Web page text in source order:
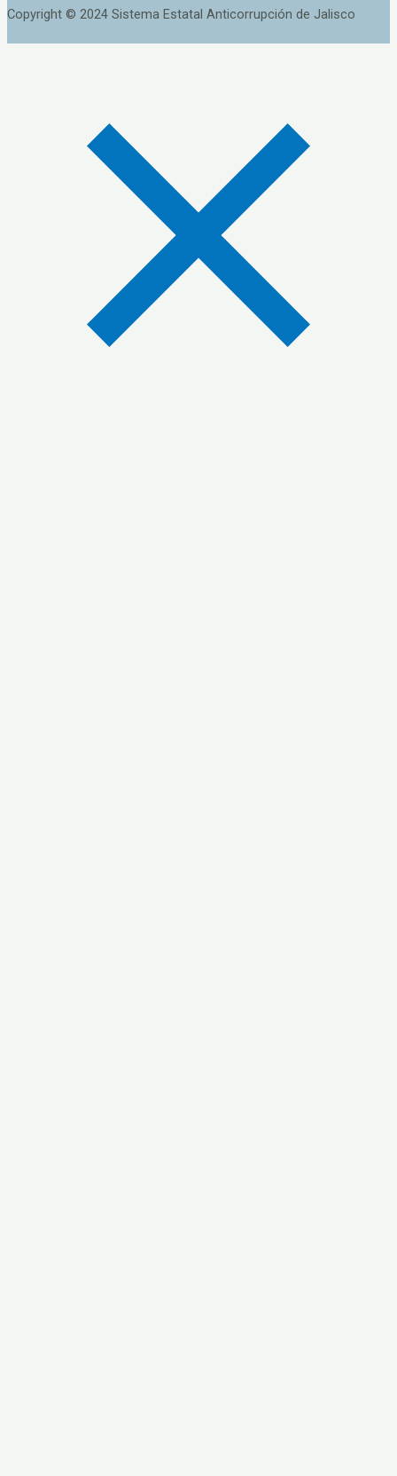
Copyright © 2024 Sistema Estatal Anticorrupción de Jalisco